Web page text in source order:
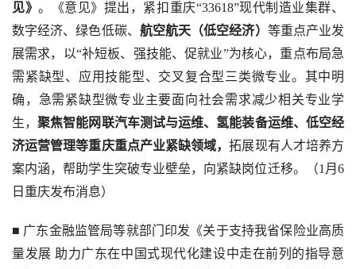
见》。《意见》提出，紧扣重庆“33618”现代制造业集群、
数字经济、绿色低碳、 航空航天（低空经济） 等重点产业发
展需求，以“补短板、强技能、促就业”为核心，重点布局急
需紧缺型、应用技能型、交叉复合型三类微专业。其中明
确，急需紧缺型微专业主要面向社会需求减少相关专业学
生，聚焦智能网联汽车测试与运维、氢能装备运维、低空经
济运营管理等重庆重点产业紧缺领域，拓展现有人才培养方
案内涵，帮助学生突破专业壁垒，向紧缺岗位迁移。（1月6
日重庆发布消息）
■ 广东金融监管局等就部门印发《关于支持我省保险业高质
量发展 助力广东在中国式现代化建设中走在前列的指导意